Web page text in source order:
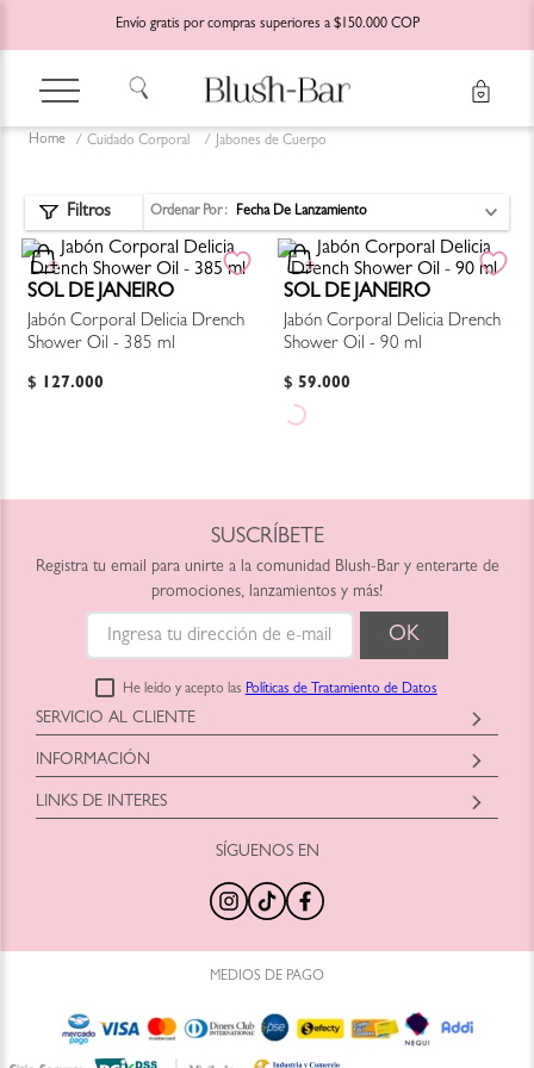
Envío gratis por compras superiores a $150.000 COP
Cuidado Corporal Jabones de Cuerpo
Ordenar Por Fecha De Lanzamiento
SOL DE JANEIRO
Jabón Corporal Delicia Drench
Shower Oil - 385 ml
$ 127.000
SOL DE JANEIRO
Jabón Corporal Delicia Drench
Shower Oil - 90 ml
$ 59.000
SUSCRÍBETE
Registra tu email para unirte a la comunidad Blush-Bar y enterarte de
promociones, lanzamientos y más!
He leído y acepto las Políticas de Tratamiento de Datos
SERVICIO AL CLIENTE
Horario: Lunes a Viernes
9:00am a 6:00pm
shop@blush-bar.com
INFORMACIÓN
Blush-Bar SAS
Correo:shop@blush-bar.com
LINKS DE INTERES
Términos y Condiciones
Agenda Tu Clase
Marcas Cruelty Free
Retira en Tienda
Productos Nuevos
Programa de Reciclaje
Blush-Bar Creators
SÍGUENOS EN
MEDIOS DE PAGO